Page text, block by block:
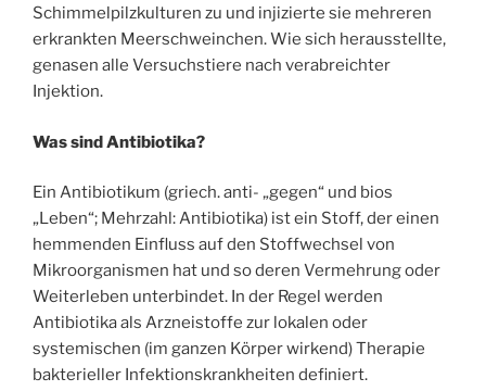
Schimmelpilzkulturen zu und injizierte sie mehreren
erkrankten Meerschweinchen. Wie sich herausstellte,
genasen alle Versuchstiere nach verabreichter
Injektion.
Was sind Antibiotika?
Ein Antibiotikum (griech. anti- „gegen“ und bios
„Leben“; Mehrzahl: Antibiotika) ist ein Stoff, der einen
hemmenden Einfluss auf den Stoffwechsel von
Mikroorganismen hat und so deren Vermehrung oder
Weiterleben unterbindet. In der Regel werden
Antibiotika als Arzneistoffe zur lokalen oder
systemischen (im ganzen Körper wirkend) Therapie
bakterieller Infektionskrankheiten definiert.